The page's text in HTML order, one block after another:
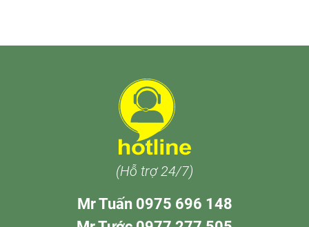
(Hỗ trợ 24/7)
Mr Tuấn 0975 696 148